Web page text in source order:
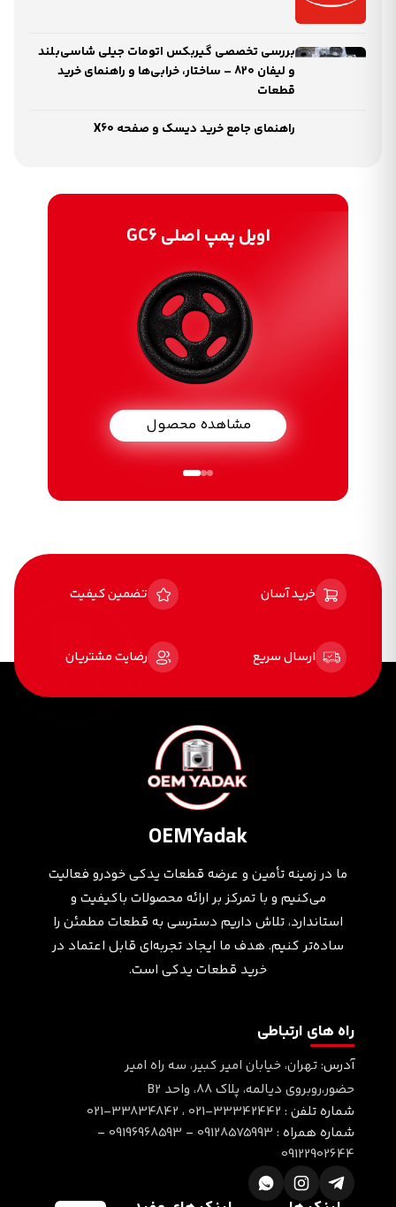
بررسی تخصصی گیربکس اتومات جیلی شاسی‌بلند
و لیفان 820 – ساختار، خرابی‌ها و راهنمای خرید
قطعات
راهنمای جامع خرید دیسک و صفحه X60
اویل پمپ اصلی GC6
مشاهده محصول
خرید آسان تضمین کیفیت
ارسال سریع رضایت مشتریان
OEMYadak
ما در زمینه تأمین و عرضه قطعات یدکی خودرو فعالیت
می‌کنیم و با تمرکز بر ارائه محصولات باکیفیت و
استاندارد، تلاش داریم دسترسی به قطعات مطمئن را
ساده‌تر کنیم. هدف ما ایجاد تجربه‌ای قابل اعتماد در
خرید قطعات یدکی است.
راه های ارتباطی
آدرس:تهران، خیابان امیر کبیر، سه راه امیر
حضور،روبروی دیالمه، پلاک ۸۸، واحد B2
شماره تلفن : 021-33342442 ، 021-33834842
شماره همراه : 09128575993
-
09196968593
-
09122902644